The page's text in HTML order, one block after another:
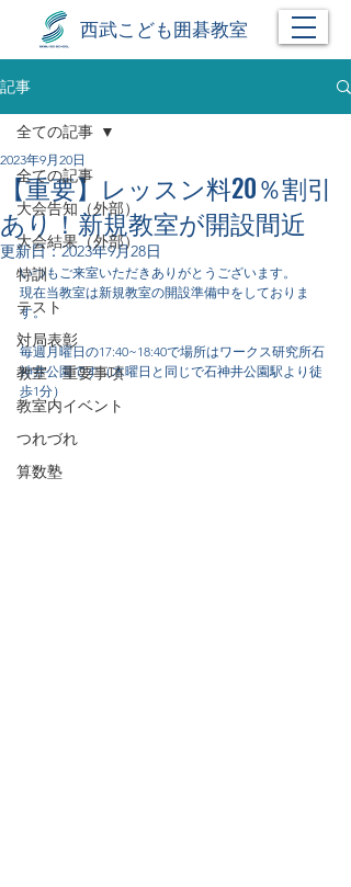
西武こども囲碁教室
記事
全ての記事
大会告知（外部）
大会結果（外部）
特訓
テスト
対局表彰
教室 重要事項
教室内イベント
つれづれ
算数塾
全ての記事
【重要】レッスン料20％割引
あり！新規教室が開設間近
2023年9月20日
更新日：2023年9月28日
いつもご来室いただきありがとうございます。
現在当教室は新規教室の開設準備中をしておりま
す。
毎週月曜日の17:40~18:40で場所はワークス研究所石
神井公園です（木曜日と同じで石神井公園駅より徒
歩1分）